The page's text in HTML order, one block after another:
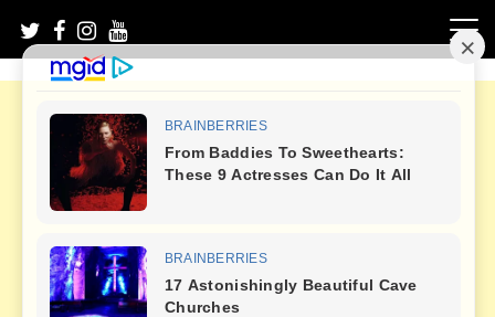
content